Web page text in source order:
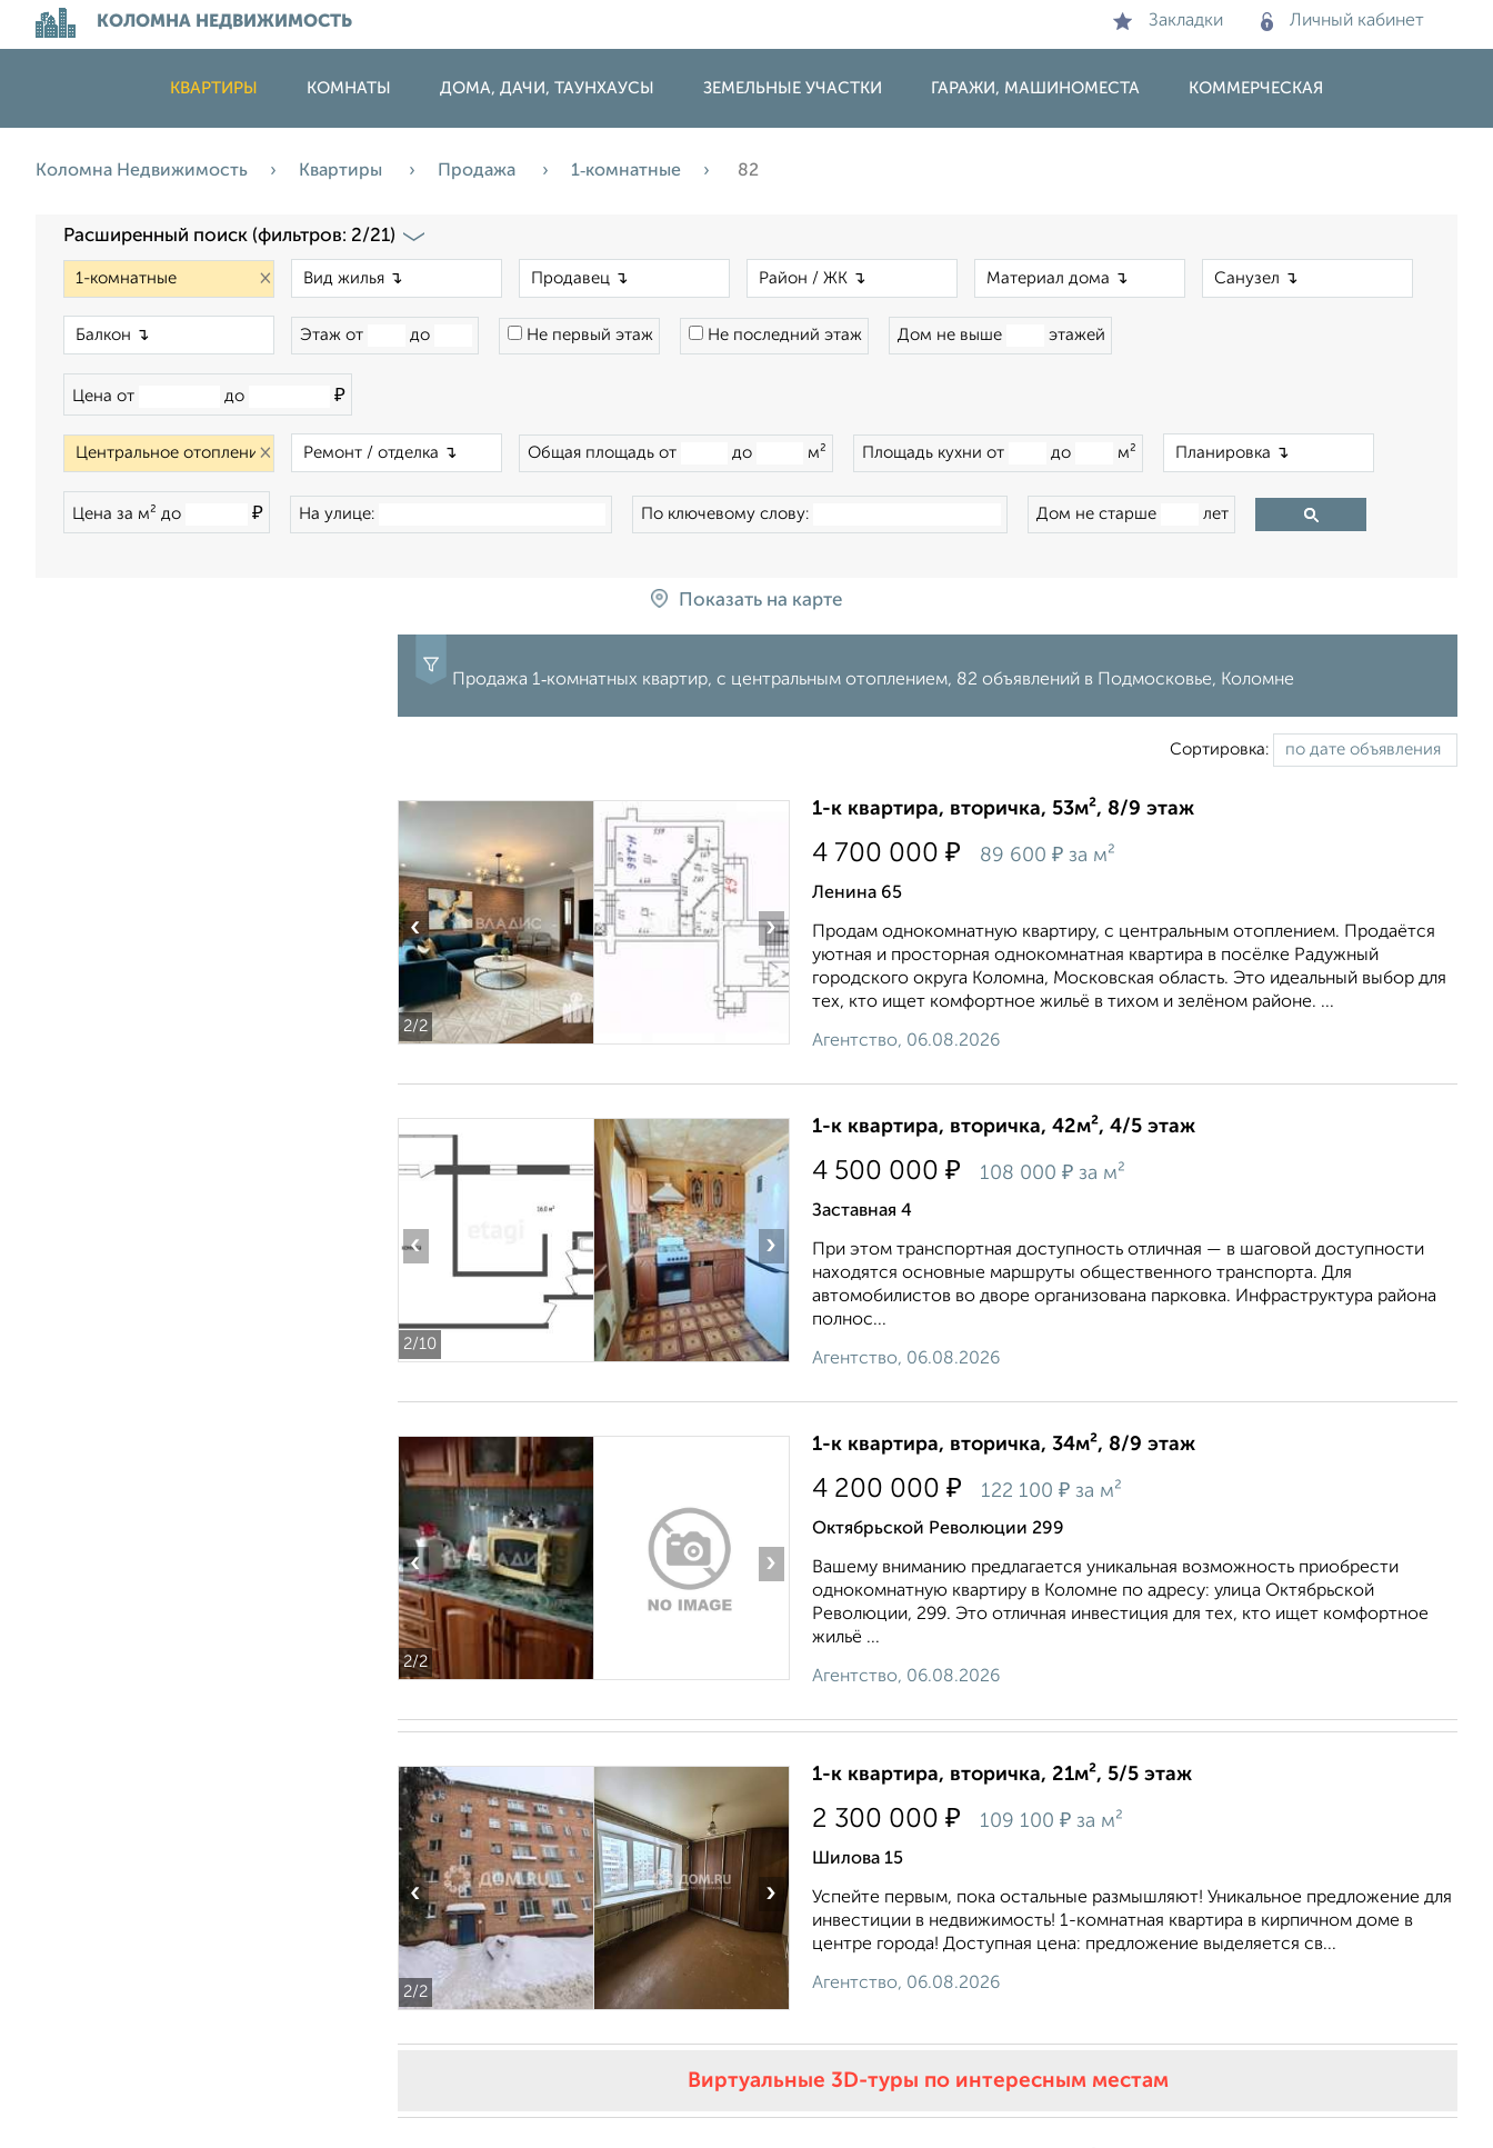
КОЛОМНА НЕДВИЖИМОСТЬ Закладки Личный кабинет
КВАРТИРЫ КОМНАТЫ ДОМА, ДАЧИ, ТАУНХАУСЫ ЗЕМЕЛЬНЫЕ УЧАСТКИ ГАРАЖИ, МАШИНОМЕСТА КОММЕРЧЕСКАЯ
Коломна Недвижимость Квартиры Продажа 1‑комнатные 82
Расширенный поиск (фильтров: 2/21)
×
Этаж от до Не первый этаж Не последний этаж Дом не выше этажей
Цена от до ₽
× Общая площадь от до м² Площадь кухни от до м²
Цена за м² до ₽ На улице: По ключевому слову: Дом не старше лет
Показать на карте
Продажа 1‑комнатных квартир, с центральным отоплением, 82 объявлений в Подмосковье, Коломне
Сортировка:
2/2
‹ ›
1-к квартира, вторичка, 53м², 8/9 этаж
4 700 000 ₽ 89 600 ₽ за м²
Ленина 65
Продам однокомнатную квартиру, с центральным отоплением. Продаётся
уютная и просторная однокомнатная квартира в посёлке Радужный
городского округа Коломна, Московская область. Это идеальный выбор для
тех, кто ищет комфортное жильё в тихом и зелёном районе. ...
Агентство, 06.08.2026
2/10
‹ ›
1-к квартира, вторичка, 42м², 4/5 этаж
4 500 000 ₽ 108 000 ₽ за м²
Заставная 4
При этом транспортная доступность отличная — в шаговой доступности
находятся основные маршруты общественного транспорта. Для
автомобилистов во дворе организована парковка. Инфраструктура района
полнос...
Агентство, 06.08.2026
2/2
‹ ›
1-к квартира, вторичка, 34м², 8/9 этаж
4 200 000 ₽ 122 100 ₽ за м²
Октябрьской Революции 299
Вашему вниманию предлагается уникальная возможность приобрести
однокомнатную квартиру в Коломне по адресу: улица Октябрьской
Революции, 299. Это отличная инвестиция для тех, кто ищет комфортное
жильё ...
Агентство, 06.08.2026
2/2
‹ ›
1-к квартира, вторичка, 21м², 5/5 этаж
2 300 000 ₽ 109 100 ₽ за м²
Шилова 15
Успейте первым, пока остальные размышляют! Уникальное предложение для
инвестиции в недвижимость! 1-комнатная квартира в кирпичном доме в
центре города! Доступная цена: предложение выделяется св...
Агентство, 06.08.2026
Виртуальные 3D-туры по интересным местам